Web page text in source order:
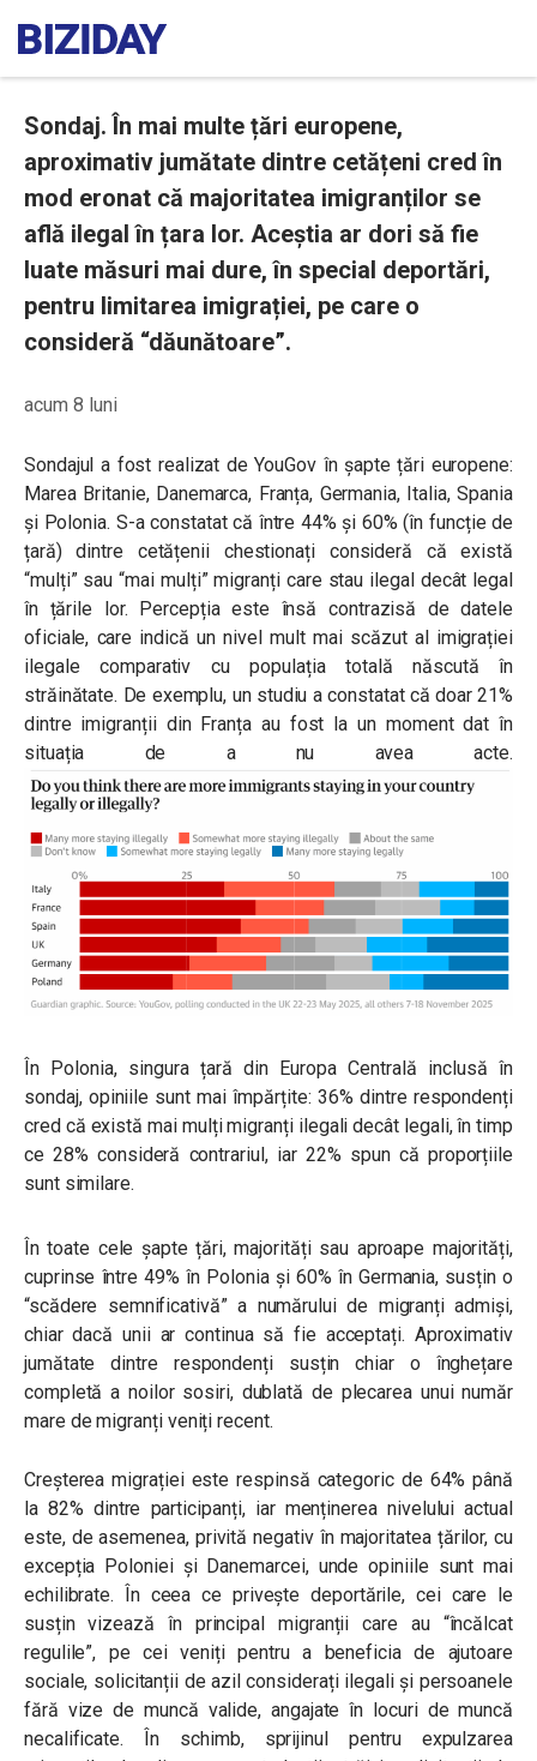
Sondaj. În mai multe țări europene,
aproximativ jumătate dintre cetățeni cred în
mod eronat că majoritatea imigranților se
află ilegal în țara lor. Aceștia ar dori să fie
luate măsuri mai dure, în special deportări,
pentru limitarea imigrației, pe care o
consideră “dăunătoare”.
acum 8 luni
Sondajul a fost realizat de YouGov în șapte țări europene:
Marea Britanie, Danemarca, Franța, Germania, Italia, Spania
și Polonia. S-a constatat că între 44% și 60% (în funcție de
țară) dintre cetățenii chestionați consideră că există
“mulți” sau “mai mulți” migranți care stau ilegal decât legal
în țările lor. Percepția este însă contrazisă de datele
oficiale, care indică un nivel mult mai scăzut al imigrației
ilegale comparativ cu populația totală născută în
străinătate. De exemplu, un studiu a constatat că doar 21%
dintre imigranții din Franța au fost la un moment dat în
situația de a nu avea acte.
În Polonia, singura țară din Europa Centrală inclusă în
sondaj, opiniile sunt mai împărțite: 36% dintre respondenți
cred că există mai mulți migranți ilegali decât legali, în timp
ce 28% consideră contrariul, iar 22% spun că proporțiile
sunt similare.
În toate cele șapte țări, majorități sau aproape majorități,
cuprinse între 49% în Polonia și 60% în Germania, susțin o
“scădere semnificativă” a numărului de migranți admiși,
chiar dacă unii ar continua să fie acceptați. Aproximativ
jumătate dintre respondenți susțin chiar o înghețare
completă a noilor sosiri, dublată de plecarea unui număr
mare de migranți veniți recent.
Creșterea migrației este respinsă categoric de 64% până
la 82% dintre participanți, iar menținerea nivelului actual
este, de asemenea, privită negativ în majoritatea țărilor, cu
excepția Poloniei și Danemarcei, unde opiniile sunt mai
echilibrate. În ceea ce privește deportările, cei care le
susțin vizează în principal migranții care au “încălcat
regulile”, pe cei veniți pentru a beneficia de ajutoare
sociale, solicitanții de azil considerați ilegali și persoanele
fără vize de muncă valide, angajate în locuri de muncă
necalificate. În schimb, sprijinul pentru expulzarea